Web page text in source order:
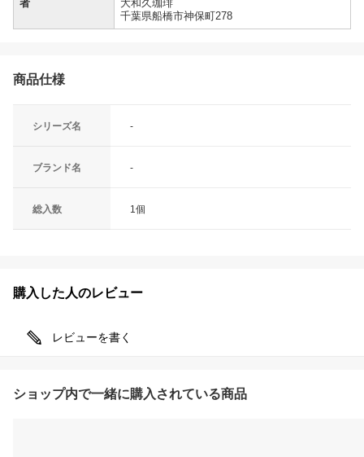
者
大和久珈琲
千葉県船橋市神保町278
商品仕様
シリーズ名 -
ブランド名 -
総入数 1個
購入した人のレビュー
レビューを書く
ショップ内で一緒に購入されている商品